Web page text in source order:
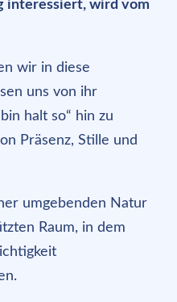
interessiert, wird vom
wir in diese
uns von ihr
halt so“ hin zu
Präsenz, Stille und
umgebenden Natur
Raum, in dem